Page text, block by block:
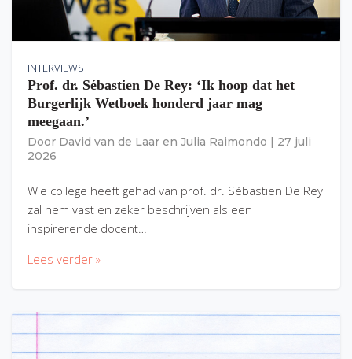
INTERVIEWS
Prof. dr. Sébastien De Rey: ‘Ik hoop dat het
Burgerlijk Wetboek honderd jaar mag
meegaan.’
Door David van de Laar en Julia Raimondo
27 juli
2026
Wie college heeft gehad van prof. dr. Sébastien De Rey
zal hem vast en zeker beschrijven als een
inspirerende docent…
Lees verder »